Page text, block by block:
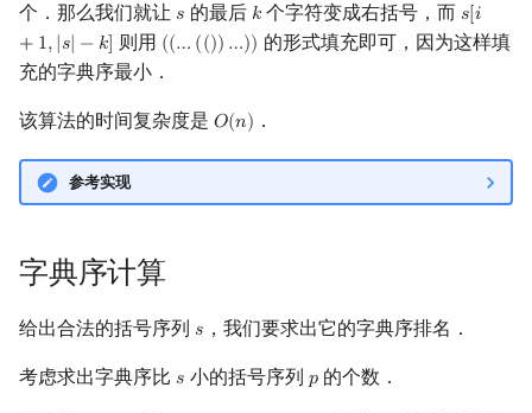
Stern–Brocot 树与 Farey
Pell 方程
个．那么我们就让 𝑠
s 的最后 𝑘
k个字符变成右括号，而 𝑠[𝑖
+ 1,|𝑠| − 𝑘]
s[i+
则用 ((… (()) …))
((…( ())… ))
的形式填充即可，因为这样填
充的字典序最小．
该算法的时间复杂度是 𝑂(𝑛)
O(n) ．
参考实现
字典序计算
给出合法的括号序列 𝑠
s ，我们要求出它的字典序排名．
考虑求出字典序比 𝑠
s 小的括号序列 𝑝
p的个数．